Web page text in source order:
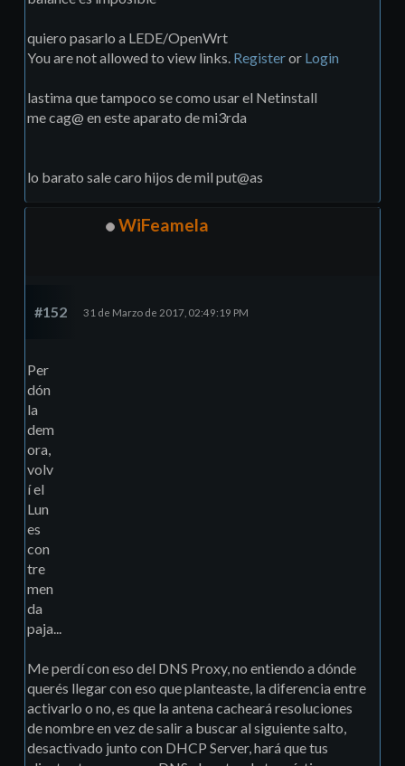
quiero pasarlo a LEDE/OpenWrt
You are not allowed to view links. Registeror Login
lastima que tampoco se como usar el Netinstall
me cag@ en este aparato de mi3rda
lo barato sale caro hijos de mil put@as
WiFeamela
#152 31 de Marzo de 2017, 02:49:19 PM
Per
dón
la
dem
ora,
volv
í el
Lun
es
con
tre
men
da
paja...
Me perdí con eso del DNS Proxy, no entiendo a dónde
querés llegar con eso que planteaste, la diferencia entre
activarlo o no, es que la antena cacheará resoluciones
de nombre en vez de salir a buscar al siguiente salto,
desactivado junto con DHCP Server, hará que tus